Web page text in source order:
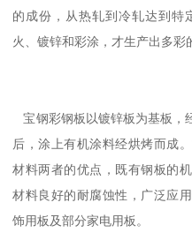
的成份，从热轧到冷轧达到特
火、镀锌和彩涂，才生产出多彩
宝钢彩钢板以镀锌板为基板，
后，涂上有机涂料经烘烤而成
材料两者的优点，既有钢板的
材料良好的耐腐蚀性，广泛应
饰用板及部分家电用板。